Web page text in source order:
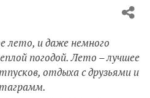
лето, и даже немного
погодой.Лето – лучшее
отдыха с друзьями и